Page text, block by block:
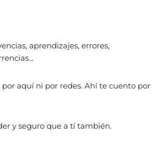
aprendizajes, errores,
por aquí ni por redes. Ahí te cuento por
y seguro que a tí también.